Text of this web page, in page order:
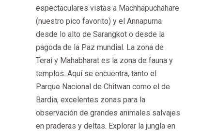
espectaculares vistas a Machhapuchahare
(nuestro pico favorito) y el Annapurna
desde lo alto de Sarangkot o desde la
pagoda de la Paz mundial. La zona de
Terai y Mahabharat es la zona de fauna y
templos. Aquí se encuentra, tanto el
Parque Nacional de Chitwan como el de
Bardia, excelentes zonas para la
observación de grandes animales salvajes
en praderas y deltas. Explorar la jungla en